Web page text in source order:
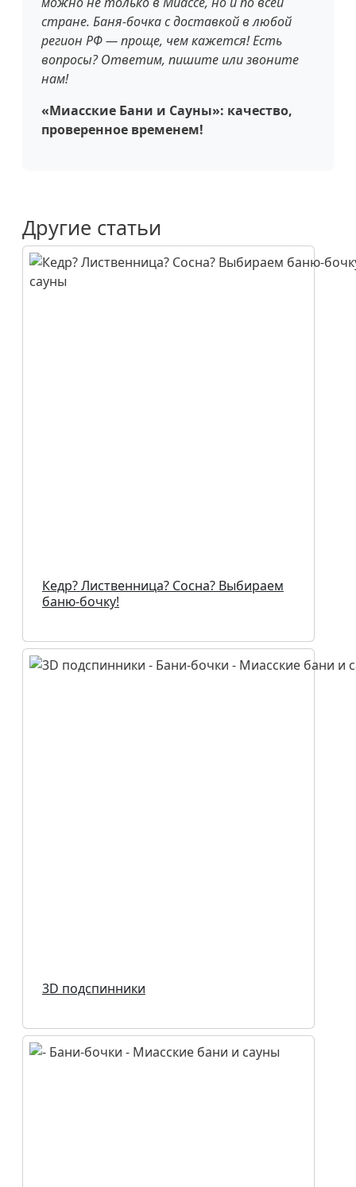
стране. Баня-бочка с доставкой в любой
регион РФ — проще, чем кажется! Есть
вопросы? Ответим, пишите или звоните
нам!
«Миасские Бани и Сауны»: качество,
проверенное временем!
Другие статьи
Кедр? Лиственница? Сосна? Выбираем
баню-бочку!
3D подспинники